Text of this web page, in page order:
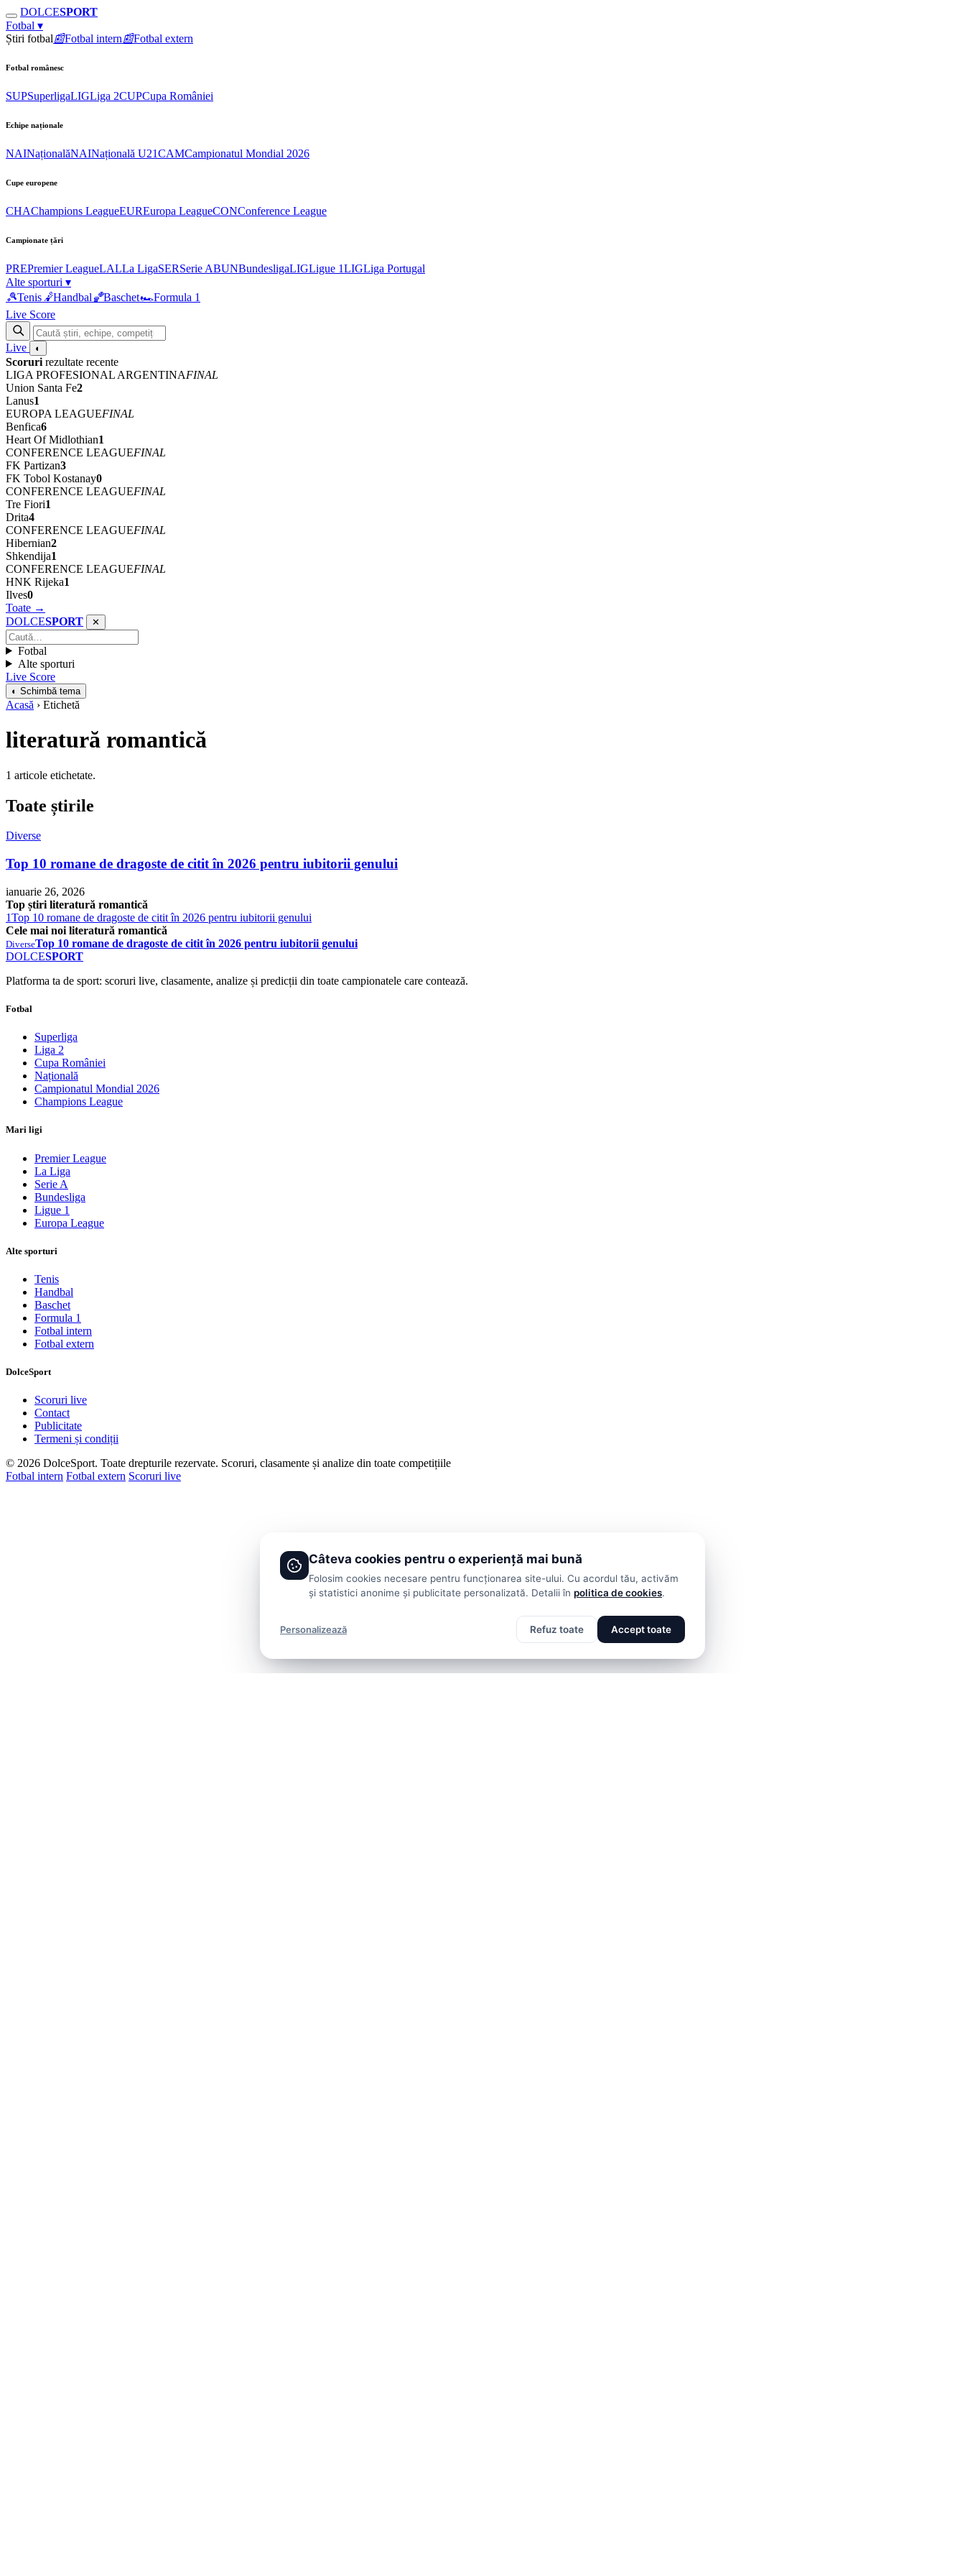
DOLCESPORT
Fotbal ▾
Știri fotbal📰Fotbal intern📰Fotbal extern
Fotbal românesc
SUPSuperligaLIGLiga 2CUPCupa României
Echipe naționale
NAINaționalăNAINațională U21CAMCampionatul Mondial 2026
Cupe europene
CHAChampions LeagueEUREuropa LeagueCONConference League
Campionate țări
PREPremier LeagueLALLa LigaSERSerie ABUNBundesligaLIGLigue 1LIGLiga Portugal
Alte sporturi ▾
🎾Tenis 🤾Handbal🏀Baschet🏎Formula 1
Live Score
Live ◐
Scoruri rezultate recente
LIGA PROFESIONAL ARGENTINAFINAL
Union Santa Fe2
Lanus1
EUROPA LEAGUEFINAL
Benfica6
Heart Of Midlothian1
CONFERENCE LEAGUEFINAL
FK Partizan3
FK Tobol Kostanay0
CONFERENCE LEAGUEFINAL
Tre Fiori1
Drita4
CONFERENCE LEAGUEFINAL
Hibernian2
Shkendija1
CONFERENCE LEAGUEFINAL
HNK Rijeka1
Ilves0
Toate →
DOLCESPORT ✕
Fotbal
Alte sporturi
Live Score
◐ Schimbă tema
Acasă › Etichetă
literatură romantică
1 articole etichetate.
Toate știrile
Diverse
Top 10 romane de dragoste de citit în 2026 pentru iubitorii genului
ianuarie 26, 2026
Top știri literatură romantică
1Top 10 romane de dragoste de citit în 2026 pentru iubitorii genului
Cele mai noi literatură romantică
DiverseTop 10 romane de dragoste de citit în 2026 pentru iubitorii genului
DOLCESPORT
Platforma ta de sport: scoruri live, clasamente, analize și predicții din toate campionatele care contează.
Fotbal
Superliga
Liga 2
Cupa României
Națională
Campionatul Mondial 2026
Champions League
Mari ligi
Premier League
La Liga
Serie A
Bundesliga
Ligue 1
Europa League
Alte sporturi
Tenis
Handbal
Baschet
Formula 1
Fotbal intern
Fotbal extern
DolceSport
Scoruri live
Contact
Publicitate
Termeni și condiții
© 2026 DolceSport. Toate drepturile rezervate. Scoruri, clasamente și analize din toate competițiile
Fotbal intern Fotbal extern Scoruri live
Câteva cookies pentru o experiență mai bună
Folosim cookies necesare pentru funcționarea site-ului. Cu acordul tău, activăm
și statistici anonime și publicitate personalizată. Detalii în politica de cookies.
Personalizează Refuz toate Accept toate